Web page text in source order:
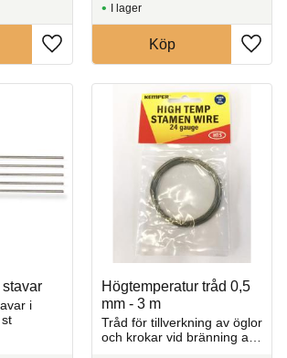
Lägg till i favoriter Lägg
I lager
Köp
stavar
i
Högtemperatur tråd 0,5
mm - 3 m
Tråd för tillverkning av öglor
och krokar vid bränning av